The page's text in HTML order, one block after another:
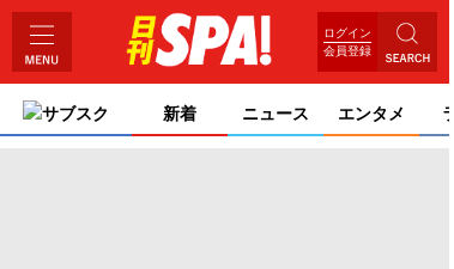
ログイン
会員登録
サブスク 新着 ニュース エンタメ